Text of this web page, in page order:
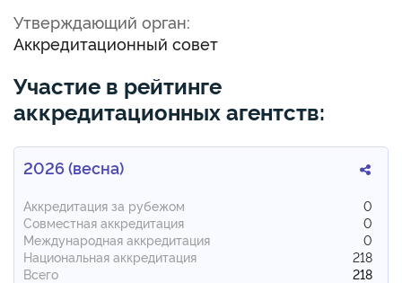
Утверждающий орган:
Аккредитационный совет
Участие в рейтинге
аккредитационных агентств:
2026 (весна)
Аккредитация за рубежом
0
Совместная аккредитация
0
Международная аккредитация
0
Национальная аккредитация
218
Всего
218